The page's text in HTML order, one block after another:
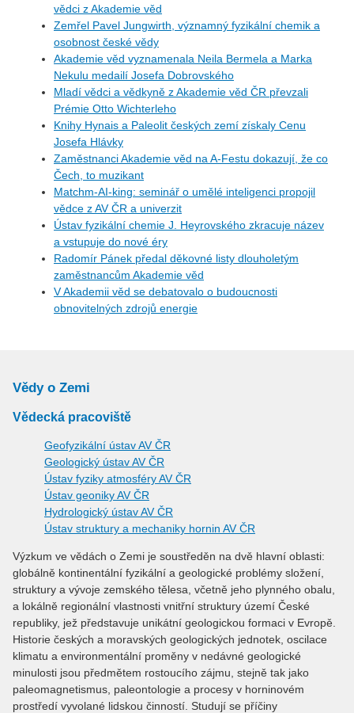
vědci z Akademie věd
Zemřel Pavel Jungwirth, významný fyzikální chemik a
osobnost české vědy
Akademie věd vyznamenala Neila Bermela a Marka
Nekulu medailí Josefa Dobrovského
Mladí vědci a vědkyně z Akademie věd ČR převzali
Prémie Otto Wichterleho
Knihy Hynais a Paleolit českých zemí získaly Cenu
Josefa Hlávky
Zaměstnanci Akademie věd na A-Festu dokazují, že co
Čech, to muzikant
Matchm-AI-king: seminář o umělé inteligenci propojil
vědce z AV ČR a univerzit
Ústav fyzikální chemie J. Heyrovského zkracuje název
a vstupuje do nové éry
Radomír Pánek předal děkovné listy dlouholetým
zaměstnancům Akademie věd
V Akademii věd se debatovalo o budoucnosti
obnovitelných zdrojů energie
Vědy o Zemi
Vědecká pracoviště
Geofyzikální ústav AV ČR
Geologický ústav AV ČR
Ústav fyziky atmosféry AV ČR
Ústav geoniky AV ČR
Hydrologický ústav AV ČR
Ústav struktury a mechaniky hornin AV ČR
Výzkum ve vědách o Zemi je soustředěn na dvě hlavní oblasti:
globálně kontinentální fyzikální a geologické problémy složení,
struktury a vývoje zemského tělesa, včetně jeho plynného obalu,
a lokálně regionální vlastnosti vnitřní struktury území České
republiky, jež představuje unikátní geologickou formaci v Evropě.
Historie českých a moravských geologických jednotek, oscilace
klimatu a environmentální proměny v nedávné geologické
minulosti jsou předmětem rostoucího zájmu, stejně tak jako
paleomagnetismus, paleontologie a procesy v horninovém
prostředí vyvolané lidskou činností. Studují se příčiny